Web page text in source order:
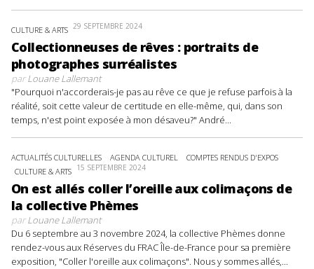
CULTURE & ARTS 29 SEPTEMBRE 2024
Collectionneuses de rêves : portraits de
photographes surréalistes
parLouane Lallemant
"Pourquoi n'accorderais-je pas au rêve ce que je refuse parfois à la
réalité, soit cette valeur de certitude en elle-même, qui, dans son
temps, n'est point exposée à mon désaveu?" André...
ACTUALITÉS CULTURELLES AGENDA CULTUREL
COMPTES RENDUS D'EXPOS
CULTURE & ARTS 15 SEPTEMBRE 2024
On est allés coller l’oreille aux colimaçons de
la collective Phèmes
parLouane Lallemant
Du 6 septembre au 3 novembre 2024, la collective Phèmes donne
rendez-vous aux Réserves du FRAC Île-de-France pour sa première
exposition, "Coller l'oreille aux colimaçons". Nous y sommes allés,...